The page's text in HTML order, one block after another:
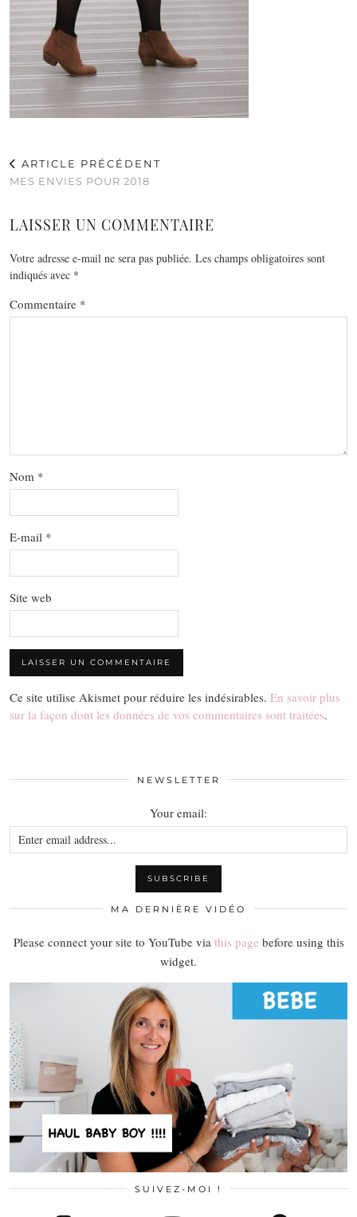
ARTICLE PRÉCÉDENT
MES ENVIES POUR 2018
LAISSER UN COMMENTAIRE
Votre adresse e-mail ne sera pas publiée. Les champs obligatoires sont
indiqués avec *
Commentaire *
Nom *
E-mail *
Site web
Ce site utilise Akismet pour réduire les indésirables. En savoir plus
sur la façon dont les données de vos commentaires sont traitées.
NEWSLETTER
Your email:
MA DERNIÈRE VIDÉO
Please connect your site to YouTube via this page before using this
widget.
SUIVEZ-MOI !